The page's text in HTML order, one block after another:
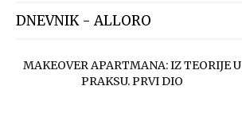
DNEVNIK - ALLORO
MAKEOVER APARTMANA: IZ TEORIJE U
PRAKSU. PRVI DIO